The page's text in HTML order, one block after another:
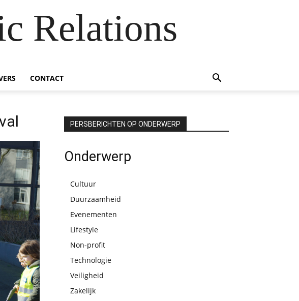
Relations
CONTACT
PERSBERICHTEN OP ONDERWERP
Onderwerp
Cultuur
Duurzaamheid
Evenementen
Lifestyle
Non-profit
Technologie
Veiligheid
Zakelijk